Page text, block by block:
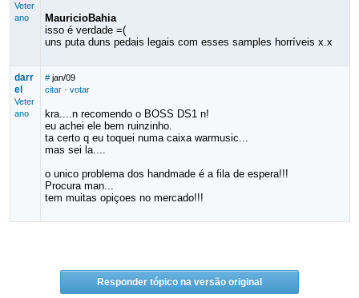
Veter
ano
MauricioBahia
isso é verdade =(
uns puta duns pedais legais com esses samples horríveis x.x
darr
el
Veter
ano
# jan/09
citar· votar
kra....n recomendo o BOSS DS1 n!
eu achei ele bem ruinzinho.
ta certo q eu toquei numa caixa warmusic...
mas sei la....
o unico problema dos handmade é a fila de espera!!!
Procura man...
tem muitas opiçoes no mercado!!!
Responder tópico na versão original